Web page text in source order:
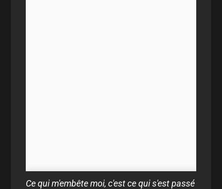
Ce qui m'embête moi, c'est ce qui s'est passé